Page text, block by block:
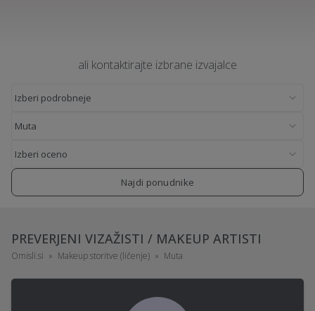
ali kontaktirajte izbrane izvajalce
Najdi ponudnike
PREVERJENI VIZAŽISTI / MAKEUP ARTISTI
Omisli.si Makeup storitve (ličenje) Muta